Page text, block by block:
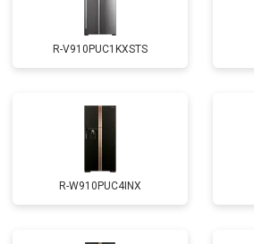
R-V910PUC1KXSTS
R-W910PUC4INX